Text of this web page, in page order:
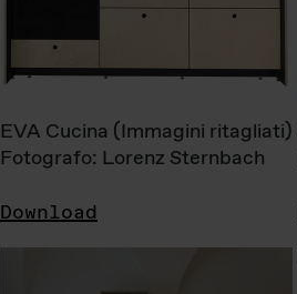
EVA Cucina (Immagini ritagliati)
Fotografo: Lorenz Sternbach
Download